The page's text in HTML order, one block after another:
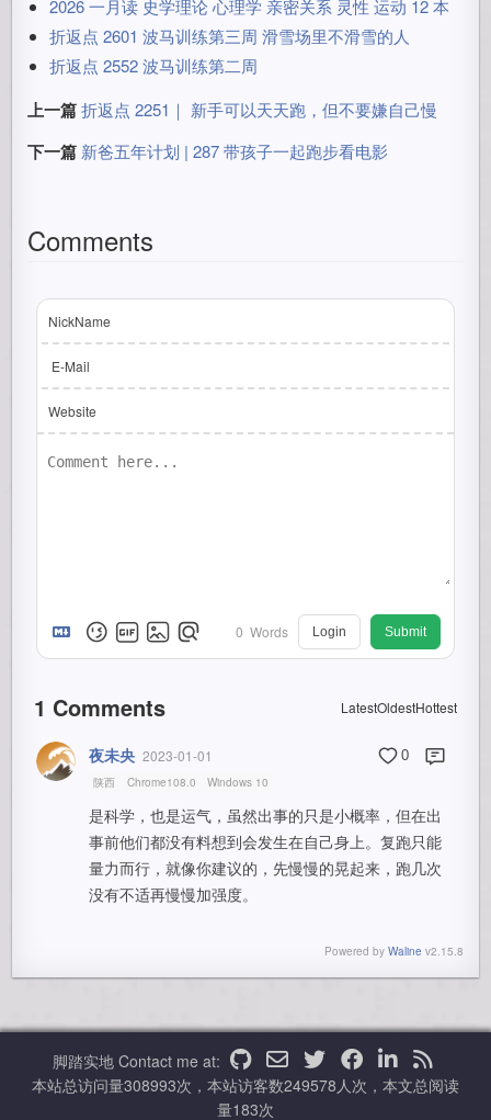
2026 一月读 史学理论 心理学 亲密关系 灵性 运动 12 本
折返点 2601 波马训练第三周 滑雪场里不滑雪的人
折返点 2552 波马训练第二周
上一篇 折返点 2251｜ 新手可以天天跑，但不要嫌自己慢
下一篇 新爸五年计划 | 287 带孩子一起跑步看电影
Comments
NickName
E-Mail
Website
0 Words Login Submit
1 Comments LatestOldestHottest
夜未央 2023-01-01 0
陕西 Chrome108.0 Windows 10
是科学，也是运气，虽然出事的只是小概率，但在出
事前他们都没有料想到会发生在自己身上。复跑只能
量力而行，就像你建议的，先慢慢的晃起来，跑几次
没有不适再慢慢加强度。
Powered by Waline v2.15.8
脚踏实地 Contact me at:
本站总访问量308993次，本站访客数249578人次，本文总阅读
量183次